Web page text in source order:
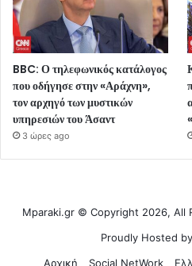
BBC: Ο τηλεφωνικός κατάλογος
που οδήγησε στην «Αράχνη»,
τον αρχηγό των μυστικών
υπηρεσιών του Άσαντ
3 ώρες ago
Mparaki.gr © Copyright 2026, All
Proudly Hosted by
Αρχική
Social NetWork